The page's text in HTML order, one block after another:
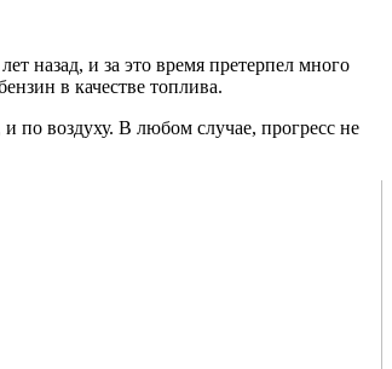
назад, и за это время претерпел много
в качестве топлива.
по воздуху. В любом случае, прогресс не